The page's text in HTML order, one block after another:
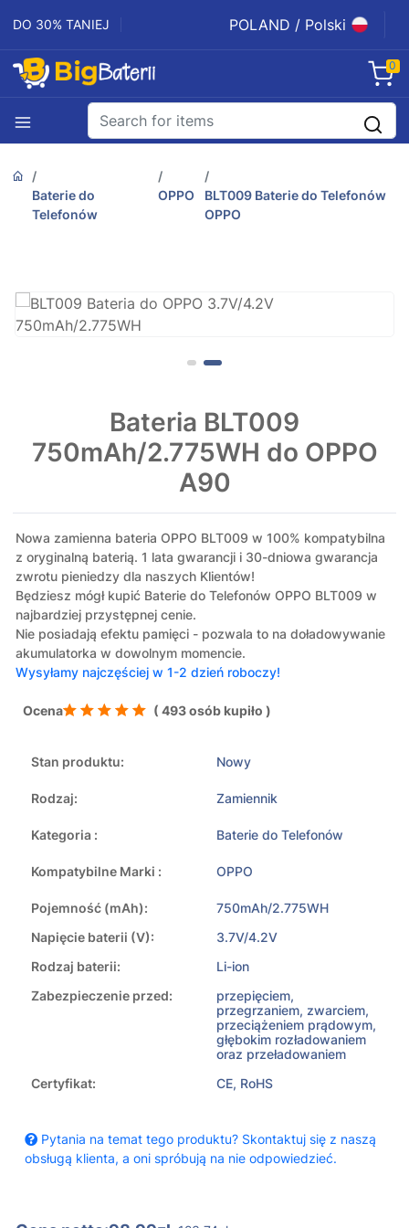
DO 30% TANIEJ POLAND / Polski
0
Baterie do
Telefonów
OPPO
BLT009 Baterie do Telefonów
OPPO
Bateria BLT009
750mAh/2.775WH do OPPO
A90
Nowa zamienna bateria OPPO BLT009 w 100% kompatybilna
z oryginalną baterią. 1 lata gwarancji i 30-dniowa gwarancja
zwrotu pieniedzy dla naszych Klientów!
Będziesz mógł kupić Baterie do Telefonów OPPO BLT009 w
najbardziej przystępnej cenie.
Nie posiadają efektu pamięci - pozwala to na doładowywanie
akumulatorka w dowolnym momencie.
Wysyłamy najczęściej w 1-2 dzień roboczy!
Ocena ( 493 osób kupiło )
Stan produktu: Nowy
Rodzaj: Zamiennik
Kategoria : Baterie do Telefonów
Kompatybilne Marki : OPPO
Pojemność (mAh):
750mAh/2.775WH
Napięcie baterii (V):
3.7V/4.2V
Rodzaj baterii:
Li-ion
Zabezpieczenie przed:
przepięciem,
przegrzaniem, zwarciem,
przeciążeniem prądowym,
głębokim rozładowaniem
oraz przeładowaniem
Certyfikat:
CE, RoHS
Pytania na temat tego produktu? Skontaktuj się z naszą
obsługą klienta, a oni spróbują na nie odpowiedzieć.